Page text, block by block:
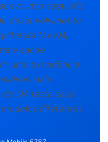
seguindo
desenvolvimento
MVVM,
e cache
uma experiência
mais
QA testa cada
diferentes